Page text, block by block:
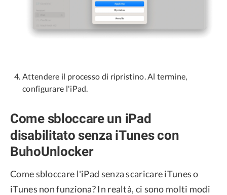
Attendere il processo di ripristino. Al termine,
configurare l'iPad.
Come sbloccare un iPad
disabilitato senza iTunes con
BuhoUnlocker
Come sbloccare l'iPad senza scaricare iTunes o
iTunes non funziona? In realtà, ci sono molti modi